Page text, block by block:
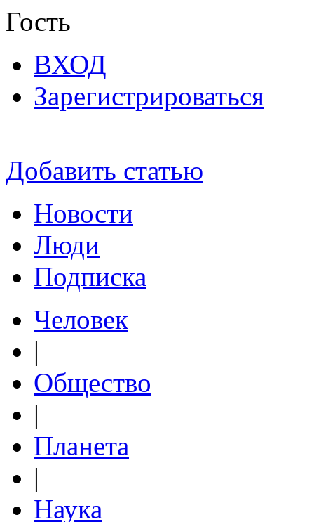
Гость
ВХОД
Зарегистрироваться
Добавить статью
Новости
Люди
Подписка
Человек
|
Общество
|
Планета
|
Наука